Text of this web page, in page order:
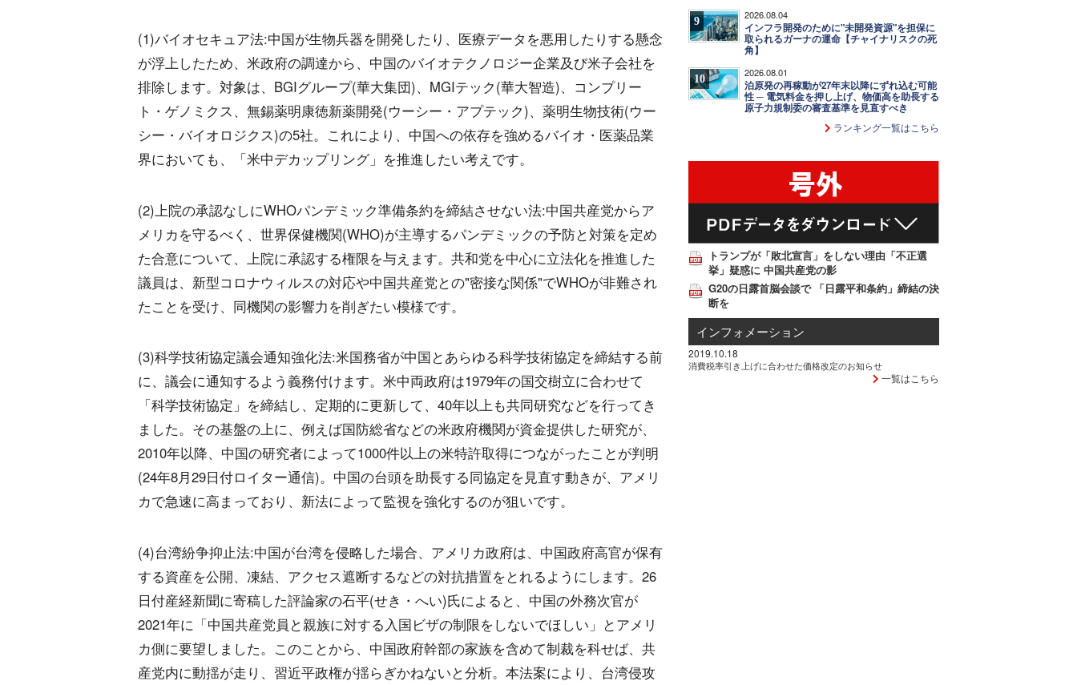
(1)バイオセキュア法:中国が生物兵器を開発したり、医療データを悪用したりする懸念
が浮上したため、米政府の調達から、中国のバイオテクノロジー企業及び米子会社を
排除します。対象は、BGIグループ(華大集団)、MGIテック(華大智造)、コンプリー
ト・ゲノミクス、無錫薬明康徳新薬開発(ウーシー・アプテック)、薬明生物技術(ウー
シー・バイオロジクス)の5社。これにより、中国への依存を強めるバイオ・医薬品業
界においても、「米中デカップリング」を推進したい考えです。
(2)上院の承認なしにWHOパンデミック準備条約を締結させない法:中国共産党からア
メリカを守るべく、世界保健機関(WHO)が主導するパンデミックの予防と対策を定め
た合意について、上院に承認する権限を与えます。共和党を中心に立法化を推進した
議員は、新型コロナウィルスの対応や中国共産党との"密接な関係"でWHOが非難され
たことを受け、同機関の影響力を削ぎたい模様です。
(3)科学技術協定議会通知強化法:米国務省が中国とあらゆる科学技術協定を締結する前
に、議会に通知するよう義務付けます。米中両政府は1979年の国交樹立に合わせて
「科学技術協定」を締結し、定期的に更新して、40年以上も共同研究などを行ってき
ました。その基盤の上に、例えば国防総省などの米政府機関が資金提供した研究が、
2010年以降、中国の研究者によって1000件以上の米特許取得につながったことが判明
(24年8月29日付ロイター通信)。中国の台頭を助長する同協定を見直す動きが、アメリ
カで急速に高まっており、新法によって監視を強化するのが狙いです。
(4)台湾紛争抑止法:中国が台湾を侵略した場合、アメリカ政府は、中国政府高官が保有
する資産を公開、凍結、アクセス遮断するなどの対抗措置をとれるようにします。26
日付産経新聞に寄稿した評論家の石平(せき・へい)氏によると、中国の外務次官が
2021年に「中国共産党員と親族に対する入国ビザの制限をしないでほしい」とアメリ
カ側に要望しました。このことから、中国政府幹部の家族を含めて制裁を科せば、共
産党内に動揺が走り、習近平政権が揺らぎかねないと分析。本法案により、台湾侵攻
9 2026.08.04
インフラ開発のために"未開発資源"を担保に
取られるガーナの運命【チャイナリスクの死
角】
10 2026.08.01
泊原発の再稼動が27年末以降にずれ込む可能
性 ─ 電気料金を押し上げ、物価高を助長する
原子力規制委の審査基準を見直すべき
ランキング一覧はこちら
トランプが「敗北宣言」をしない理由「不正選
挙」疑惑に 中国共産党の影
G20の日露首脳会談で 「日露平和条約」締結の決
断を
インフォメーション
2019.10.18
消費税率引き上げに合わせた価格改定のお知らせ
一覧はこちら